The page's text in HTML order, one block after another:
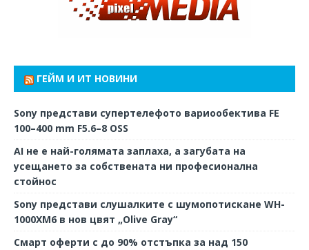
ГЕЙМ И ИТ НОВИНИ
Sony представи супертелефото вариообектива FE
100–400 mm F5.6–8 OSS
AI не е най-голямата заплаха, а загубата на
усещането за собствената ни професионална
стойнос
Sony представи слушалките с шумопотискане WH-
1000XM6 в нов цвят „Olive Gray“
Смарт оферти с до 90% отстъпка за над 150